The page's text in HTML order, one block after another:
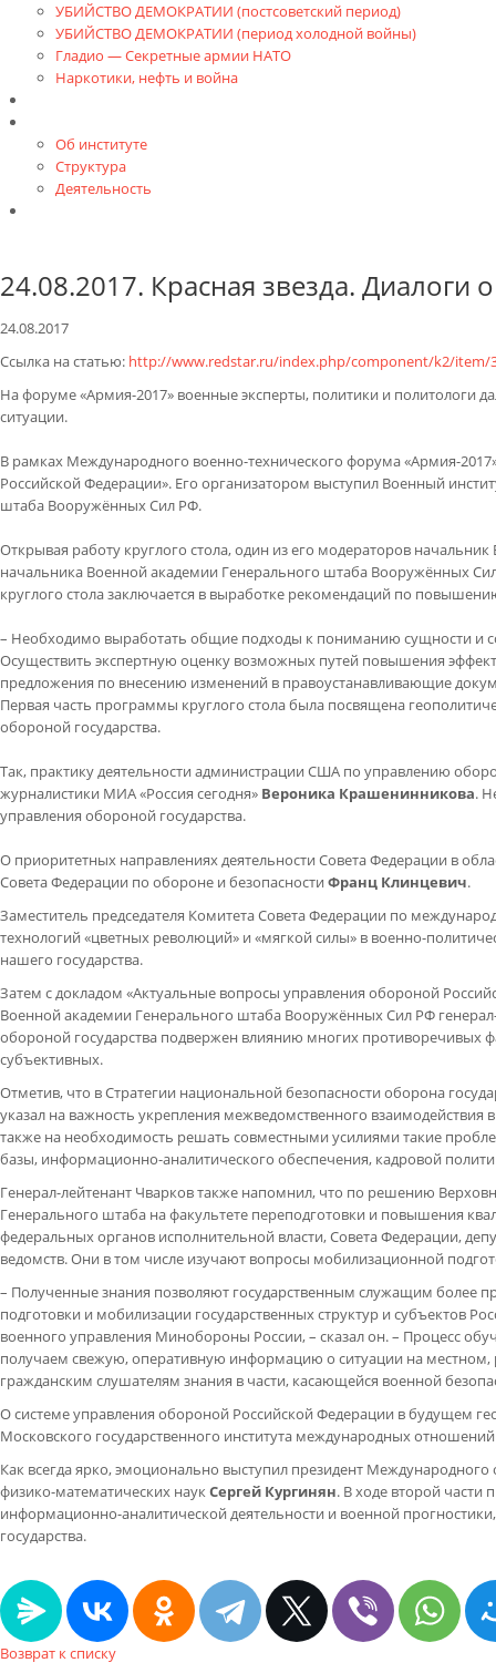
УБИЙСТВО ДЕМОКРАТИИ (постсоветский период)
УБИЙСТВО ДЕМОКРАТИИ (период холодной войны)
Гладио — Секретные армии НАТО
Наркотики, нефть и война
Об институте
Структура
Деятельность
24.08.2017. Красная звезда. Диалоги
24.08.2017
Ссылка на статью: http://www.redstar.ru/index.php/component/k2/item/
На форуме «Армия-2017» военные эксперты, политики и политологи
ситуации.
В рамках Международного военно-технического форума «Армия-
Российской Федерации». Его организатором выступил Военный
штаба Вооружённых Сил РФ.
Открывая работу круглого стола, один из его модераторов
начальника Военной академии Генерального штаба Вооружённых
круглого стола заключается в выработке рекомендаций по
– Необходимо выработать общие подходы к пониманию сущности и
Осуществить экспертную оценку возможных путей повышения
предложения по внесению изменений в правоустанавливающие
Первая часть программы круглого стола была посвящена
обороной государства.
Так, практику деятельности администрации США по управлению
журналистики МИА «Россия сегодня» Вероника Крашенинникова.
управления обороной государства.
О приоритетных направлениях деятельности Совета Федерации в
Совета Федерации по обороне и безопасности Франц Клинцевич.
Заместитель председателя Комитета Совета Федерации по
технологий «цветных революций» и «мягкой силы» в военно-
нашего государства.
Затем с докладом «Актуальные вопросы управления обороной
Военной академии Генерального штаба Вооружённых Сил РФ
обороной государства подвержен влиянию многих противоречивых
субъективных.
Отметив, что в Стратегии национальной безопасности оборона
указал на важность укрепления межведомственного
также на необходимость решать совместными усилиями такие
базы, информационно-аналитического обеспечения, кадровой
Генерал-лейтенант Чварков также напомнил, что по решению
Генерального штаба на факультете переподготовки и повышения
федеральных органов исполнительной власти, Совета Федерации,
ведомств. Они в том числе изучают вопросы мобилизационной
– Полученные знания позволяют государственным служащим более
подготовки и мобилизации государственных структур и субъектов
военного управления Минобороны России, – сказал он. – Процесс
получаем свежую, оперативную информацию о ситуации на
гражданским слушателям знания в части, касающейся военной
О системе управления обороной Российской Федерации в будущем
Московского государственного института международных
Как всегда ярко, эмоционально выступил президент
физико-математических наукСергей Кургинян. В ходе второй
информационно-аналитической деятельности и военной
государства.
Возврат к списку